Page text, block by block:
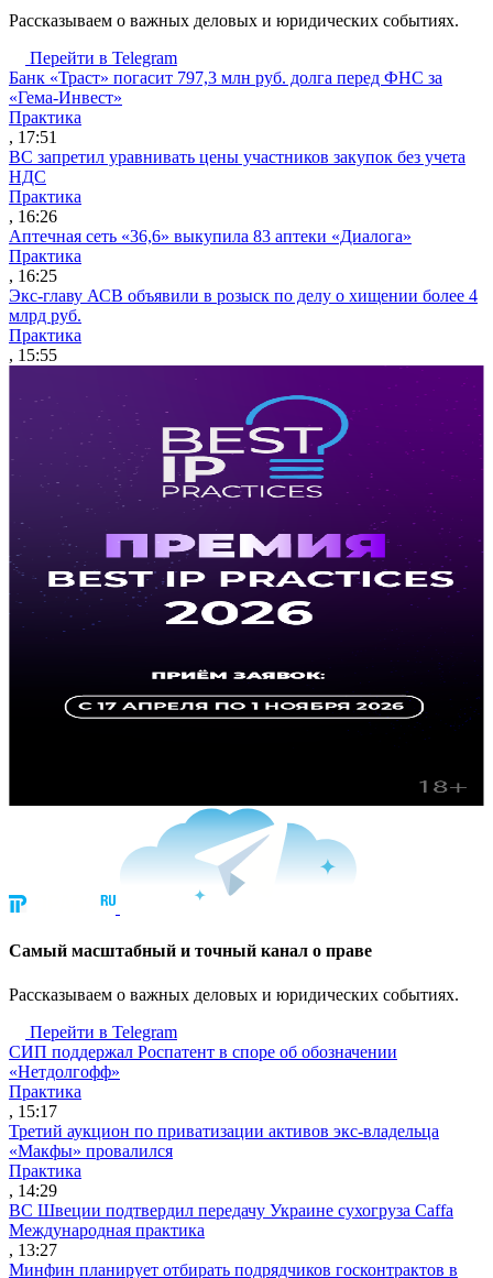
Рассказываем о важных деловых и юридических событиях.
Перейти в Telegram
Банк «Траст» погасит 797,3 млн руб. долга перед ФНС за
«Гема-Инвест»
Практика
, 17:51
ВС запретил уравнивать цены участников закупок без учета
НДС
Практика
, 16:26
Аптечная сеть «36,6» выкупила 83 аптеки «Диалога»
Практика
, 16:25
Экс-главу АСВ объявили в розыск по делу о хищении более 4
млрд руб.
Практика
, 15:55
Cамый масштабный и точный канал о праве
Рассказываем о важных деловых и юридических событиях.
Перейти в Telegram
СИП поддержал Роспатент в споре об обозначении
«Нетдолгофф»
Практика
, 15:17
Третий аукцион по приватизации активов экс-владельца
«Макфы» провалился
Практика
, 14:29
ВС Швеции подтвердил передачу Украине сухогруза Caffa
Международная практика
, 13:27
Минфин планирует отбирать подрядчиков госконтрактов в